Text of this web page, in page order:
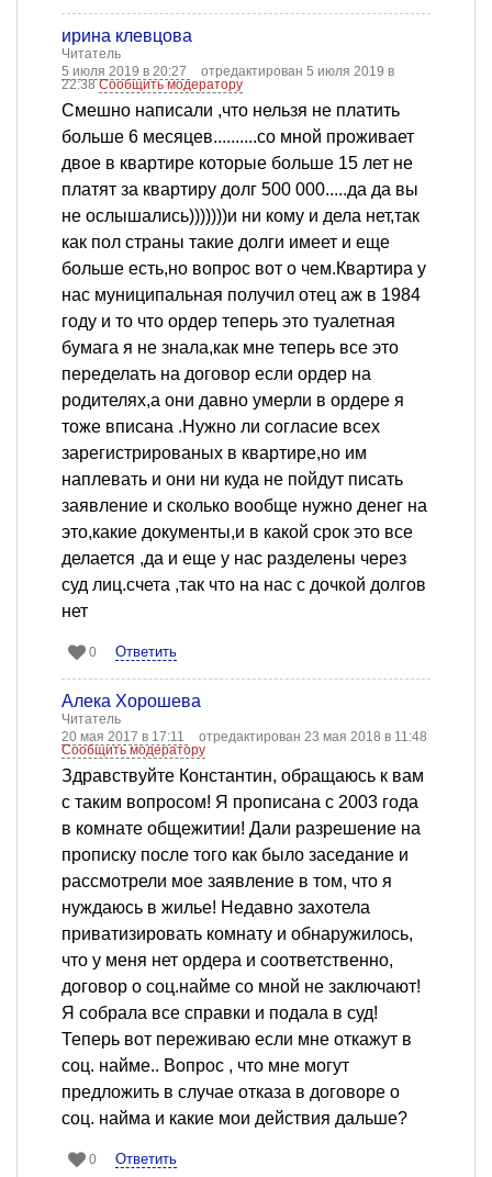
ирина клевцова
Читатель
5 июля 2019 в 20:27
отредактирован 5 июля 2019 в
22:38Сообщить модератору
Смешно написали ,что нельзя не платить
больше 6 месяцев..........со мной проживает
двое в квартире которые больше 15 лет не
платят за квартиру долг 500 000.....да да вы
не ослышались)))))))и ни кому и дела нет,так
как пол страны такие долги имеет и еще
больше есть,но вопрос вот о чем.Квартира у
нас муниципальная получил отец аж в 1984
году и то что ордер теперь это туалетная
бумага я не знала,как мне теперь все это
переделать на договор если ордер на
родителях,а они давно умерли в ордере я
тоже вписана .Нужно ли согласие всех
зарегистрированых в квартире,но им
наплевать и они ни куда не пойдут писать
заявление и сколько вообще нужно денег на
это,какие документы,и в какой срок это все
делается ,да и еще у нас разделены через
суд лиц.счета ,так что на нас с дочкой долгов
нет
0 Ответить
Алека Хорошева
Читатель
20 мая 2017 в 17:11
отредактирован 23 мая 2018 в 11:48
Сообщить модератору
Здравствуйте Константин, обращаюсь к вам
с таким вопросом! Я прописана с 2003 года
в комнате общежитии! Дали разрешение на
прописку после того как было заседание и
рассмотрели мое заявление в том, что я
нуждаюсь в жилье! Недавно захотела
приватизировать комнату и обнаружилось,
что у меня нет ордера и соответственно,
договор о соц.найме со мной не заключают!
Я собрала все справки и подала в суд!
Теперь вот переживаю если мне откажут в
соц. найме.. Вопрос , что мне могут
предложить в случае отказа в договоре о
соц. найма и какие мои действия дальше?
0 Ответить